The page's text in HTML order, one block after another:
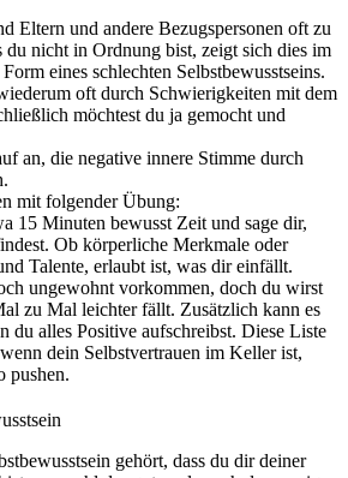
Eltern und andere Bezugspersonen oft zu
du nicht in Ordnung bist, zeigt sich dies im
eines schlechten Selbstbewusstseins.
oft durch Schwierigkeiten mit dem
möchtest du ja gemocht und
an, die negative innere Stimme durch
mit folgender Übung:
15 Minuten bewusst Zeit und sage dir,
Ob körperliche Merkmale oder
Talente, erlaubt ist, was dir einfällt.
ungewohnt vorkommen, doch du wirst
zu Mal leichter fällt. Zusätzlich kann es
du alles Positive aufschreibst. Diese Liste
dein Selbstvertrauen im Keller ist,
pushen.
gehört, dass du dir deiner